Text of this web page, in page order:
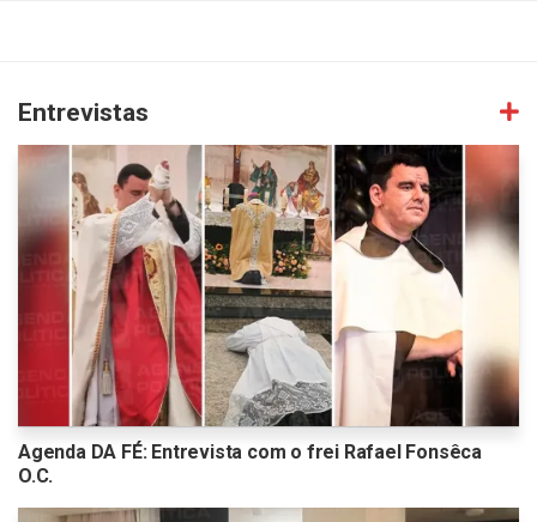
Entrevistas
Agenda DA FÉ: Entrevista com o frei Rafael Fonsêca
O.C.